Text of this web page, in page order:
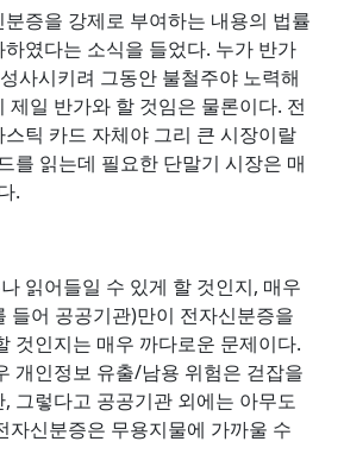
증을 강제로 부여하는 내용의 법률
였다는 소식을 들었다. 누가 반가
사시키려 그동안 불철주야 노력해
제일 반가와 할 것임은 물론이다. 전
틱 카드 자체야 그리 큰 시장이랄
를 읽는데 필요한 단말기 시장은 매
.
읽어들일 수 있게 할 것인지, 매우
들어 공공기관)만이 전자신분증을
것인지는 매우 까다로운 문제이다.
개인정보 유출/남용 위험은 걷잡을
그렇다고 공공기관 외에는 아무도
자신분증은 무용지물에 가까울 수